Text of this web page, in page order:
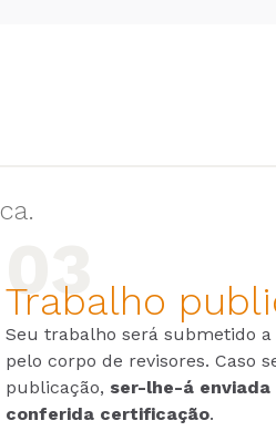
Trabalho
Seu trabalho será submetido
pelo corpo de revisores. Caso
publicação, ser-lhe-á enviada
conferida certificação.